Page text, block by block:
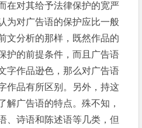
在对其给予法律保护的宽严
为对广告语的保护应比一般
文分析的那样，既然作品的
护的前提条件，而且广告语
字作品逊色，那么对广告语
作品有所区别。另外，持这
解广告语的特点。殊不知，
、诗语和陈述语等几类，但